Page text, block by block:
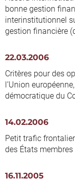
bonne gestion
interinstitutionnel
gestion financière
22.03.2006
Critères pour des
l’Union
démocratique du
14.02.2006
Petit trafic
des États membres
16.11.2005